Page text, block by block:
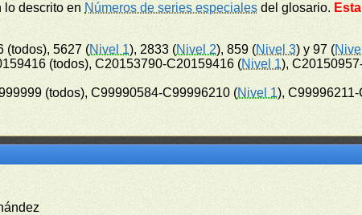
lo descrito en Números de series especiales del glosario.
(todos), 5627 (Nivel 1), 2833 (Nivel 2), 859 (Nivel 3) y 97 (
(todos), C20153790-C20159416 (Nivel 1),
(todos), C99990584-C99996210 (Nivel 1),